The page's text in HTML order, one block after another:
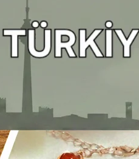
Turmalin:
Doğanın
Gökkuşağı taşı olarak ta
Renk skalasının
alanda dengeleyici
, aura
arayışında olanlar
çakralarla uyum sağlar;
pembe ve yeşil tonları